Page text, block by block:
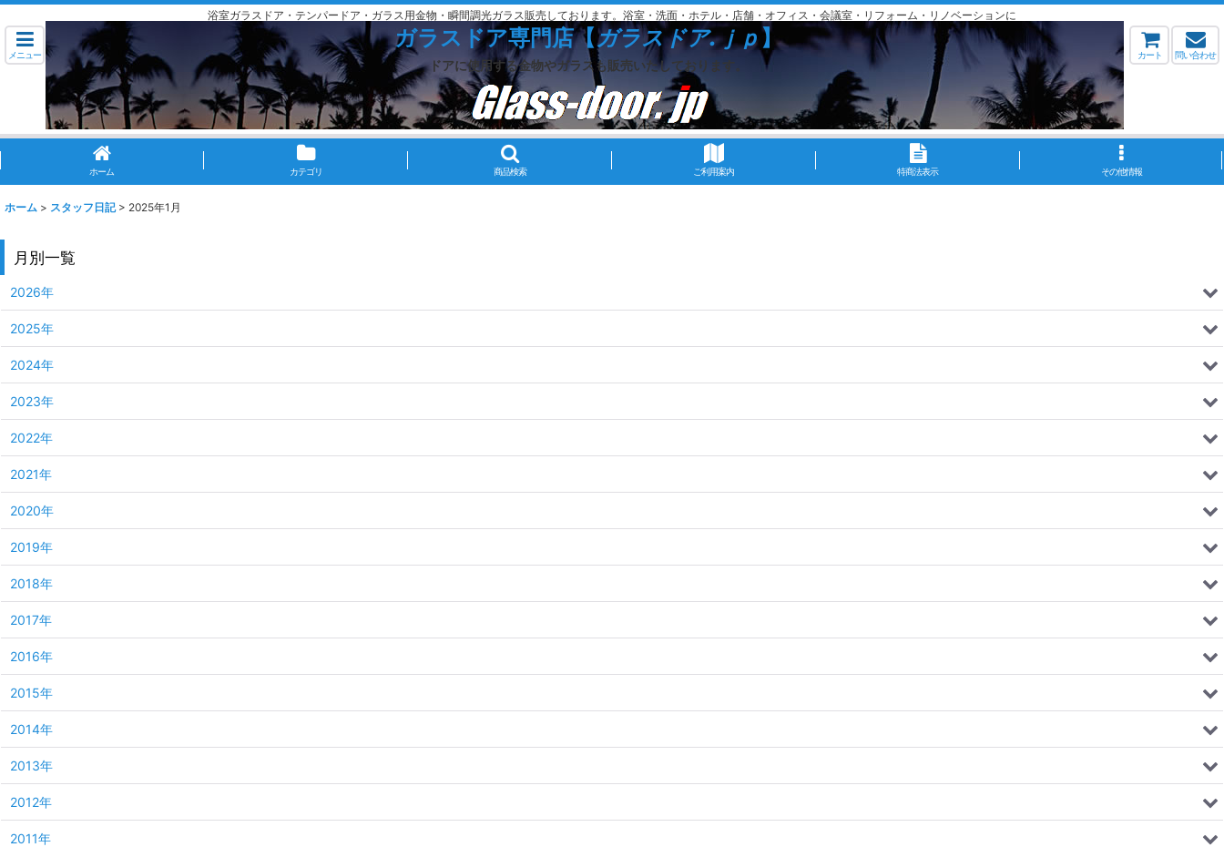
浴室ガラスドア・テンパードア・ガラス用金物・瞬間調光ガラス販売しております。浴室・洗面・ホテル・店舗・オフィス・会議室・リフォーム・リノベーションに
メニュー
ガラスドア専門店【ガラスドア.ｊｐ】
ドアに使用する金物やガラスも販売いたしております。
カート 問い合わせ
ホーム カテゴリ 商品検索 ご利用案内 特商法表示 その他情報
ホーム > スタッフ日記 > 2025年1月
月別一覧
2026年
2025年
2024年
2023年
2022年
2021年
2020年
2019年
2018年
2017年
2016年
2015年
2014年
2013年
2012年
2011年